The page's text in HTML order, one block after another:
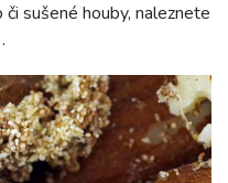
sušené houby, naleznete